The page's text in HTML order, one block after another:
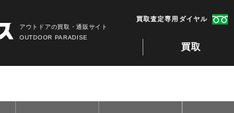
アウトドアの買取・通販サイト
OUTDOOR PARADISE
買取
買取査定専用ダイヤル